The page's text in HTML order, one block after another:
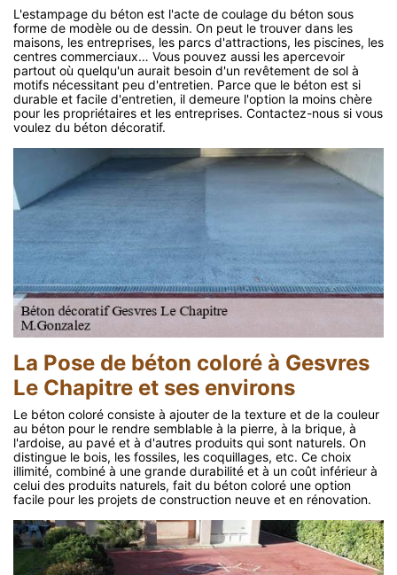
L'estampage du béton est l'acte de coulage du béton sous
forme de modèle ou de dessin. On peut le trouver dans les
maisons, les entreprises, les parcs d'attractions, les piscines, les
centres commerciaux… Vous pouvez aussi les apercevoir
partout où quelqu'un aurait besoin d'un revêtement de sol à
motifs nécessitant peu d'entretien. Parce que le béton est si
durable et facile d'entretien, il demeure l'option la moins chère
pour les propriétaires et les entreprises. Contactez-nous si vous
voulez du béton décoratif.
La Pose de béton coloré à Gesvres
Le Chapitre et ses environs
Le béton coloré consiste à ajouter de la texture et de la couleur
au béton pour le rendre semblable à la pierre, à la brique, à
l'ardoise, au pavé et à d'autres produits qui sont naturels. On
distingue le bois, les fossiles, les coquillages, etc. Ce choix
illimité, combiné à une grande durabilité et à un coût inférieur à
celui des produits naturels, fait du béton coloré une option
facile pour les projets de construction neuve et en rénovation.